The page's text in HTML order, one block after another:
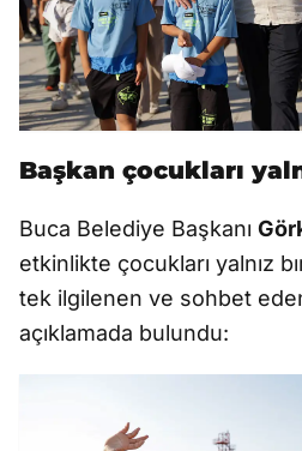
Başkan çocukları
Buca Belediye Başkanı
etkinlikte çocukları yalnız
tek ilgilenen ve sohbet
açıklamada bulundu: